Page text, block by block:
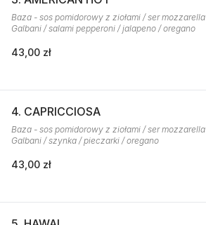
Baza - sos pomidorowy z ziołami / ser mozzarella
Galbani / salami pepperoni / jalapeno / oregano
43,00 zł
4. CAPRICCIOSA
Baza - sos pomidorowy z ziołami / ser mozzarella
Galbani / szynka / pieczarki / oregano
43,00 zł